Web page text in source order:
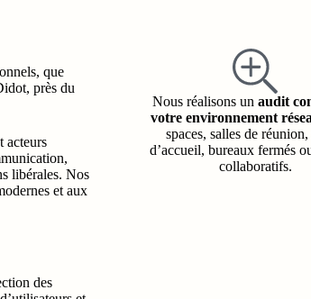
que
près du
acteurs
libérales. Nos
et aux
des
Nous réalisons un audit
votre environnement
spaces, salles de
d’accueil, bureaux fermés
collaboratifs.